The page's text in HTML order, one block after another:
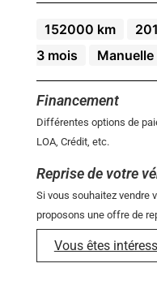
152000 km
3 mois
Manuelle
Financement
Différentes options de
LOA, Crédit, etc.
Reprise de votre
Si vous souhaitez vendre
proposons une offre de
Vous êtes